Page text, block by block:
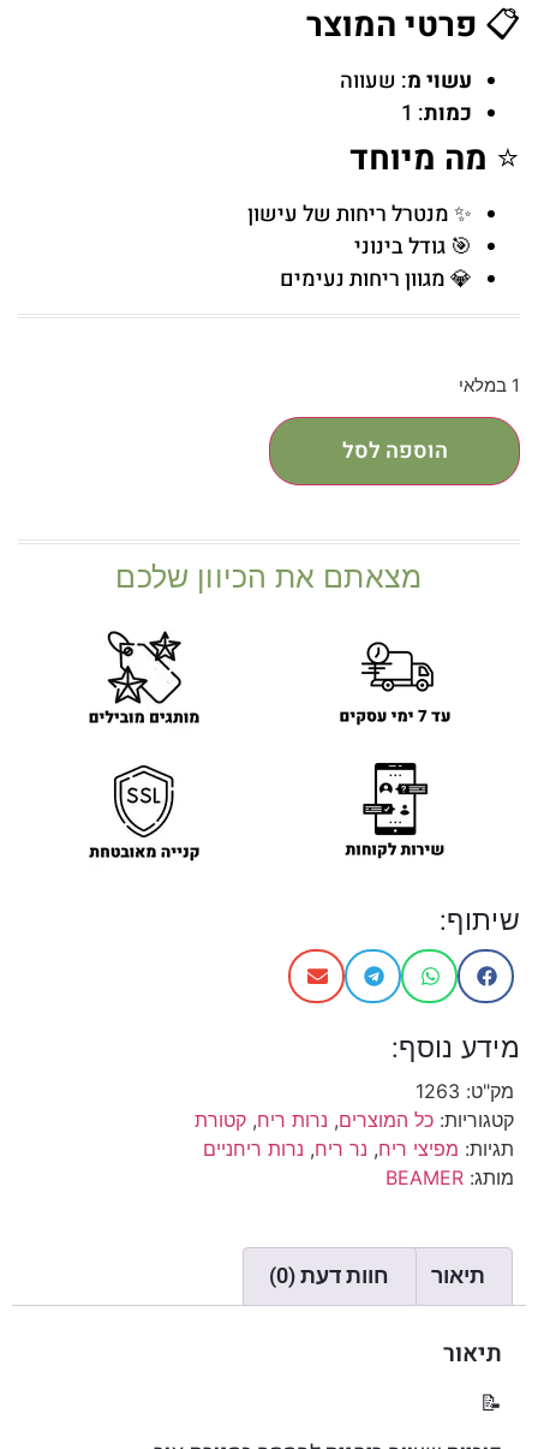
📋 פרטי המוצר
עשוי מ: שעווה
כמות: 1
⭐ מה מיוחד
✨ מנטרל ריחות של עישון
🎯 גודל בינוני
💎 מגוון ריחות נעימים
1 במלאי
הוספה לסל
מצאתם את הכיוון שלכם
שיתוף:
מידע נוסף:
מק"ט: 1263
קטגוריות: כל המוצרים, נרות ריח, קטורת
תגיות: מפיצי ריח, נר ריח, נרות ריחניים
מותג: BEAMER
תיאור חוות דעת (0)
תיאור
📝